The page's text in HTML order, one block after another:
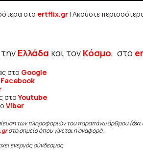
στο ertflix.gr| Ακούστε
Ελλάδα και τον Κόσμο, στο
στο Google
Facebook
στοYoutube
Viber
των πληροφοριών του παραπάνω άρθρου (όχι
στο σημείο όπου γίνεται η αναφορά.
ενεργός σύνδεσμος